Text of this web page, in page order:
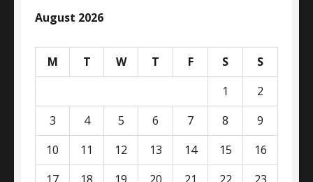
August 2026
M T W T F S
S
1
2
3
4 5 6 7 8
9
10
11 12 13 14 15
16
17
18 19 20 21 22
23